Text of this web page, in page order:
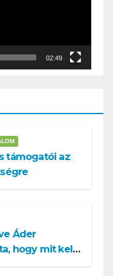
02:49
támogatói az
Áder
hogy mit kell